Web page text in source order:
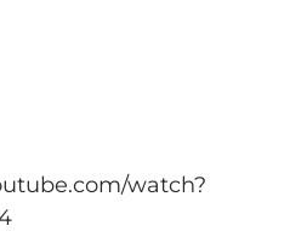
watch?